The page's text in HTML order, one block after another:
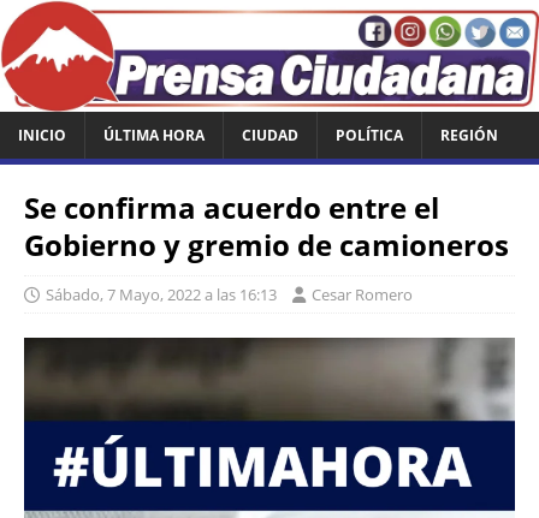
INICIO ÚLTIMA HORA CIUDAD POLÍTICA REGIÓN
Se confirma acuerdo entre el
Gobierno y gremio de camioneros
Sábado, 7 Mayo, 2022 a las 16:13 Cesar Romero